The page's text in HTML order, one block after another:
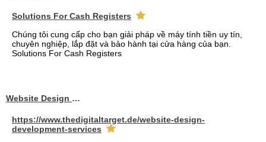
Solutions For Cash Registers
Chúng tôi cung cấp cho bạn giải pháp về máy tính tiền uy tín,
chuyên nghiệp, lắp đặt và bảo hành tại cửa hàng của bạn.
Solutions For Cash Registers
Website Design Services berin
https://www.thedigitaltarget.de/website-design-
development-services